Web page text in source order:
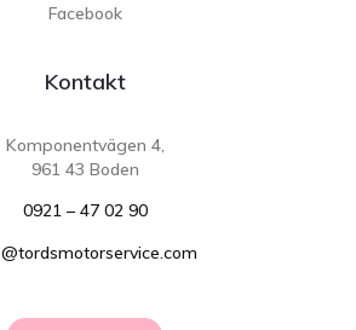
Facebook
Kontakt
Komponentvägen 4,
961 43 Boden
0921 – 47 02 90